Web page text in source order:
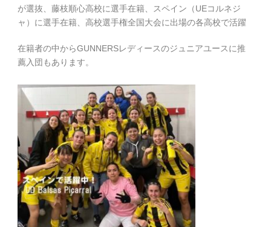
が選抜、藤枝順心高校に選手在籍、スペイン（UEコルネジ
ャ）に選手在籍、高校選手権全国大会に出場の各高校で活躍
在籍者の中からGUNNERSレディースのジュニアユースに推
薦入団もあります。